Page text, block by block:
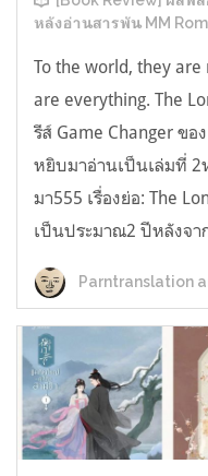
หลังอ่านสารพัน MM
To the world, they
are everything. The
รีส์ Game Changer ขอ
หยิบมาอ่านเป็นเล่มที่ 2
มา555 เรื่องย่อ: The
เป็นประมาณ2 ปีหลังจา
Parntranslation